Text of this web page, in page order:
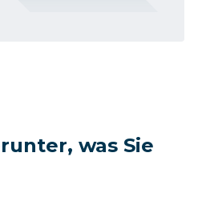
was Sie